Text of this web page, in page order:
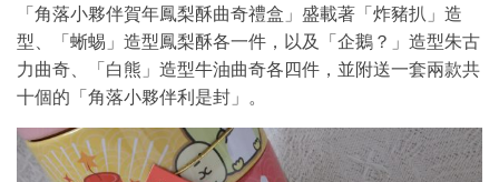
「角落小夥伴賀年鳳梨酥曲奇禮盒」盛載著「炸豬扒」造
型、「蜥蜴」造型鳳梨酥各一件，以及「企鵝？」造型朱古
力曲奇、「白熊」造型牛油曲奇各四件，並附送一套兩款共
十個的「角落小夥伴利是封」。